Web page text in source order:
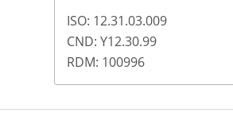
ISO: 12.31.03.009
CND: Y12.30.99
RDM: 100996